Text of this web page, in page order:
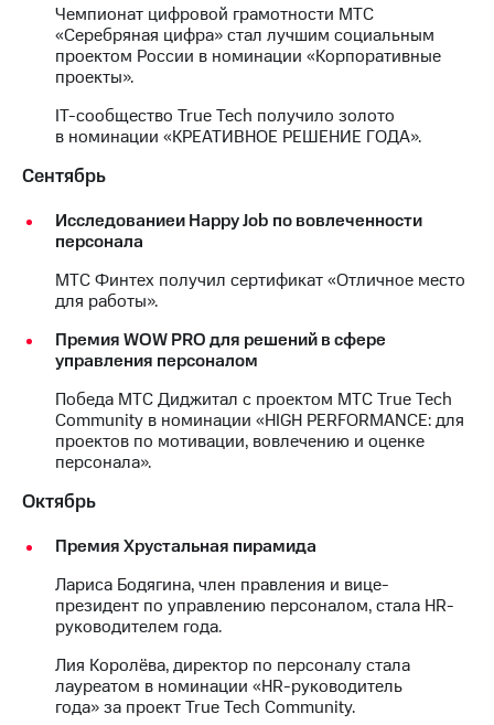
Регистратор
Реквизиты
Контакты
развитие
деловая этика
На главную
Чемпионат цифровой грамотности МТС
«Серебряная цифра» стал лучшим социальным
проектом России в номинации «Корпоративные
проекты».
IT-сообщество True Tech получило золото
в номинации «КРЕАТИВНОЕ РЕШЕНИЕ ГОДА».
Сентябрь
Исследованиеи Happy Job по вовлеченности
персонала
МТС Финтех получил сертификат «Отличное место
для работы».
Премия WOW PRO для решений в сфере
управления персоналом
Победа МТС Диджитал с проектом МТС True Tech
Community в номинации «HIGH PERFORMANCE: для
проектов по мотивации, вовлечению и оценке
персонала».
Октябрь
Премия Хрустальная пирамида
Лариса Бодягина, член правления и вице-
президент по управлению персоналом, стала HR-
руководителем года.
Лия Королёва, директор по персоналу стала
лауреатом в номинации «HR-руководитель
года» за проект True Tech Community.